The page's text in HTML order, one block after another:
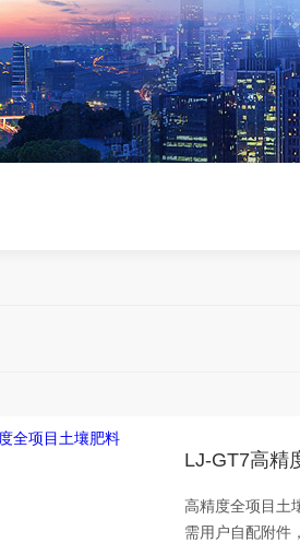
LJ-GT7高精
高精度全项目土
需用户自配附件